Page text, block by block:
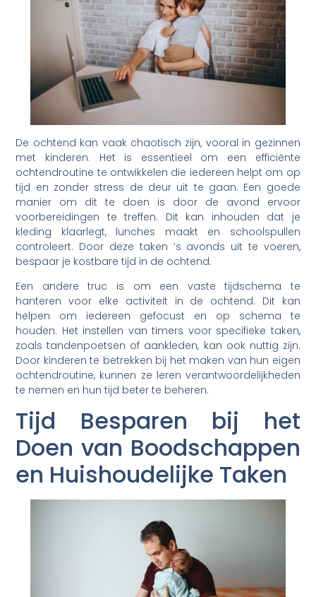
De ochtend kan vaak chaotisch zijn, vooral in gezinnen
met kinderen. Het is essentieel om een efficiënte
ochtendroutine te ontwikkelen die iedereen helpt om op
tijd en zonder stress de deur uit te gaan. Een goede
manier om dit te doen is door de avond ervoor
voorbereidingen te treffen. Dit kan inhouden dat je
kleding klaarlegt, lunches maakt en schoolspullen
controleert. Door deze taken ’s avonds uit te voeren,
bespaar je kostbare tijd in de ochtend.
Een andere truc is om een vaste tijdschema te
hanteren voor elke activiteit in de ochtend. Dit kan
helpen om iedereen gefocust en op schema te
houden. Het instellen van timers voor specifieke taken,
zoals tandenpoetsen of aankleden, kan ook nuttig zijn.
Door kinderen te betrekken bij het maken van hun eigen
ochtendroutine, kunnen ze leren verantwoordelijkheden
te nemen en hun tijd beter te beheren.
Tijd Besparen bij het
Doen van Boodschappen
en Huishoudelijke Taken